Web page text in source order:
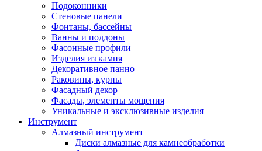
Подоконники
Стеновые панели
Фонтаны, бассейны
Ванны и поддоны
Фасонные профили
Изделия из камня
Декоративное панно
Раковины, курны
Фасадный декор
Фасады, элементы мощения
Уникальные и эксклюзивные изделия
Инструмент
Алмазный инструмент
Диски алмазные для камнеобработки